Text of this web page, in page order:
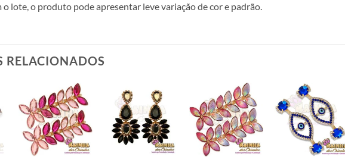
o lote, o produto pode apresentar leve variação de cor e padrão.
RELACIONADOS